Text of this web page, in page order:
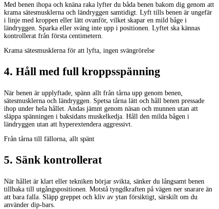
Med benen ihopa och knäna raka lyfter du båda benen bakom dig genom att
krama sätesmusklerna och ländryggen samtidigt. Lyft tills benen är ungefär
i linje med kroppen eller lätt ovanför, vilket skapar en mild båge i
ländryggen. Sparka eller sväng inte upp i positionen. Lyftet ska kännas
kontrollerat från första centimetern.
Krama sätesmusklerna för att lyfta, ingen svängrörelse
4. Håll med full kroppsspänning
När benen är upplyftade, spänn allt från tårna upp genom benen,
sätesmusklerna och ländryggen. Spetsa tårna lätt och håll benen pressade
ihop under hela hållet. Andas jämnt genom näsan och munnen utan att
släppa spänningen i baksidans muskelkedja. Håll den milda bågen i
ländryggen utan att hyperextendera aggressivt.
Från tårna till fällorna, allt spänt
5. Sänk kontrollerat
När hållet är klart eller tekniken börjar svikta, sänker du långsamt benen
tillbaka till utgångspositionen. Motstå tyngdkraften på vägen ner snarare än
att bara falla. Släpp greppet och kliv av ytan försiktigt, särskilt om du
använder dip-bars.